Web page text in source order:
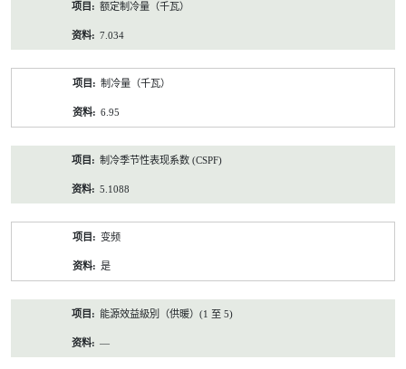
额定制冷量（千瓦）
7.034
制冷量（千瓦）
6.95
制冷季节性表现系数 (CSPF)
5.1088
变频
是
能源效益級別（供暖）(1 至 5)
—